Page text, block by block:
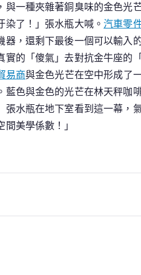
一種夾雜著銅臭味的金色
染了！」張水瓶大喊。汽車零
，還剩下最後一個可以輸
的「傻氣」去對抗金牛座
易商與金色光芒在空中形成了
色與金色的光芒在林天秤
水瓶在地下室看到這一幕
美學係數！」